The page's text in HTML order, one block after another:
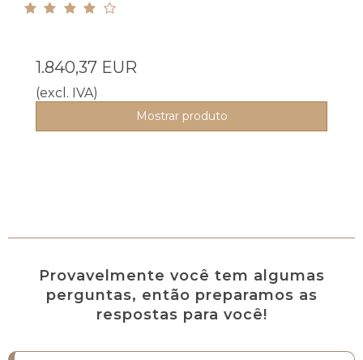
1.840,37 EUR
(excl. IVA)
Mostrar produto
Provavelmente você tem algumas
perguntas, então preparamos as
respostas para você!